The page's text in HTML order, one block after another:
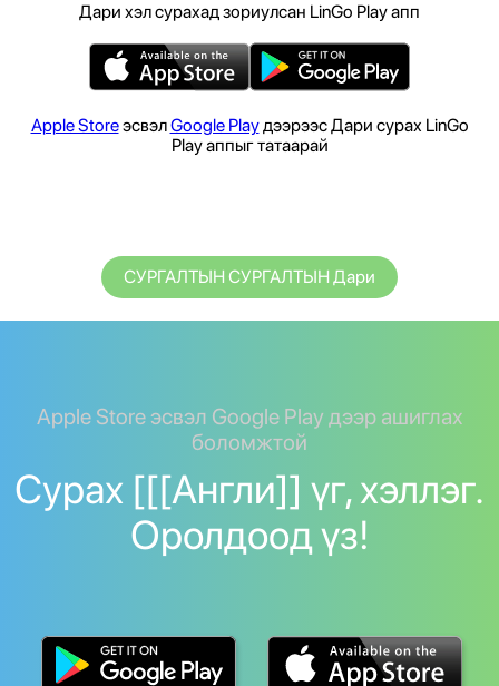
Дари хэл сурахад зориулсан LinGo Play апп
Apple StoreэсвэлGoogle Playдээрээс Дари сурах LinGo
Play аппыг татаарай
СУРГАЛТЫН СУРГАЛТЫН Дари
Apple Store эсвэл Google Play дээр ашиглах
боломжтой
Сурах [[[Англи]] үг, хэллэг.
Оролдоод үз!